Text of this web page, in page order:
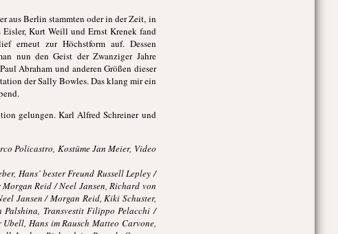
aus Berlin stammten oder in der Zeit, in
Kurt Weill und Ernst Krenek fand
erneut zur Höchstform auf. Dessen
nun den Geist der Zwanziger Jahre
Abraham und anderen Größen dieser
der Sally Bowles. Das klang mir ein
gelungen. Karl Alfred Schreiner und
Policastro, Kostüme Jan Meier, Video
Hans’ bester Freund Russell Lepley /
Reid / Neel Jansen, Richard von
Jansen / Morgan Reid, Kiki Schuster,
Transvestit Filippo Pelacchi /
Hans im Rausch Matteo Carvone,